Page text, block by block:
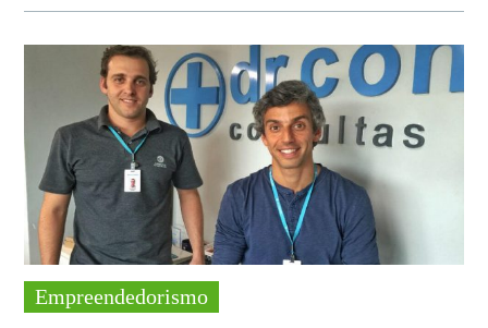
Empreendedorismo